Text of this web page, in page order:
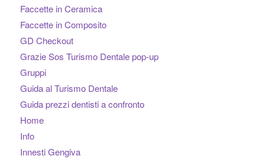
Faccette in Ceramica
Faccette in Composito
GD Checkout
Grazie Sos Turismo Dentale pop-up
Gruppi
Guida al Turismo Dentale
Guida prezzi dentisti a confronto
Home
Info
Innesti Gengiva